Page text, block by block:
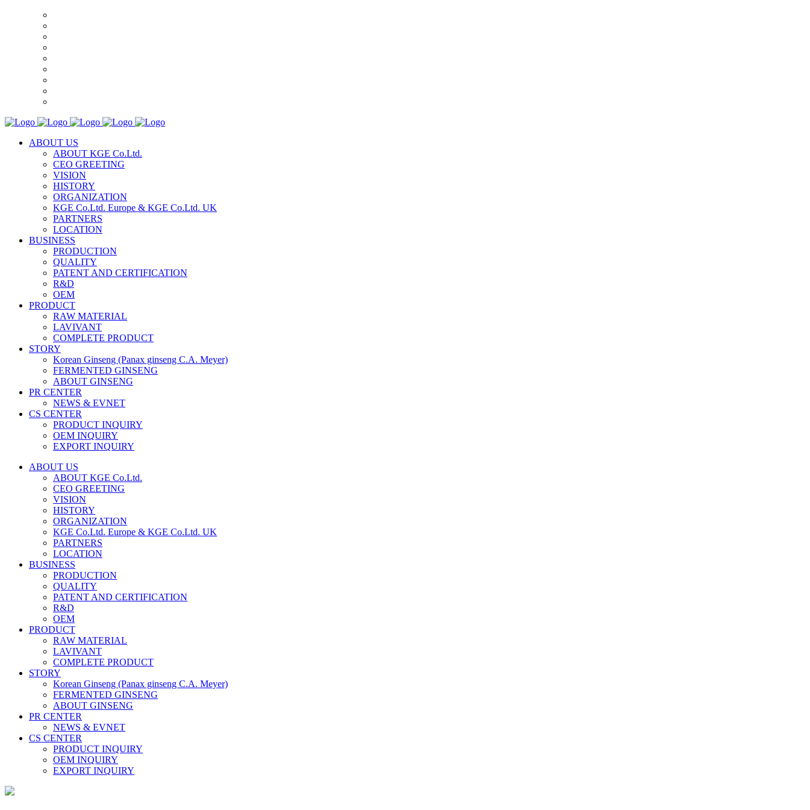
ABOUT US
ABOUT KGE Co.Ltd.
CEO GREETING
VISION
HISTORY
ORGANIZATION
KGE Co.Ltd. Europe & KGE Co.Ltd. UK
PARTNERS
LOCATION
BUSINESS
PRODUCTION
QUALITY
PATENT AND CERTIFICATION
R&D
OEM
PRODUCT
RAW MATERIAL
LAVIVANT
COMPLETE PRODUCT
STORY
Korean Ginseng (Panax ginseng C.A. Meyer)
FERMENTED GINSENG
ABOUT GINSENG
PR CENTER
NEWS & EVNET
CS CENTER
PRODUCT INQUIRY
OEM INQUIRY
EXPORT INQUIRY
ABOUT US
ABOUT KGE Co.Ltd.
CEO GREETING
VISION
HISTORY
ORGANIZATION
KGE Co.Ltd. Europe & KGE Co.Ltd. UK
PARTNERS
LOCATION
BUSINESS
PRODUCTION
QUALITY
PATENT AND CERTIFICATION
R&D
OEM
PRODUCT
RAW MATERIAL
LAVIVANT
COMPLETE PRODUCT
STORY
Korean Ginseng (Panax ginseng C.A. Meyer)
FERMENTED GINSENG
ABOUT GINSENG
PR CENTER
NEWS & EVNET
CS CENTER
PRODUCT INQUIRY
OEM INQUIRY
EXPORT INQUIRY